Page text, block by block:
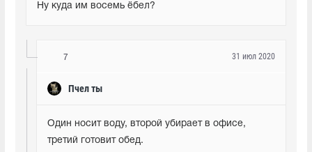
Ну куда им восемь ёбел?
7
Пчел ты
31 июл 2020
Один носит воду, второй убирает в офисе,
третий готовит обед.